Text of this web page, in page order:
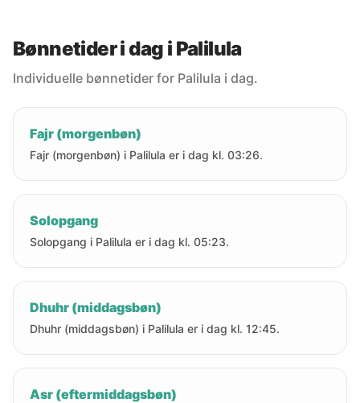
Bønnetider i dag i Palilula
Individuelle bønnetider for Palilula i dag.
Fajr (morgenbøn)
Fajr (morgenbøn) i Palilula er i dag kl. 03:26.
Solopgang
Solopgang i Palilula er i dag kl. 05:23.
Dhuhr (middagsbøn)
Dhuhr (middagsbøn) i Palilula er i dag kl. 12:45.
Asr (eftermiddagsbøn)